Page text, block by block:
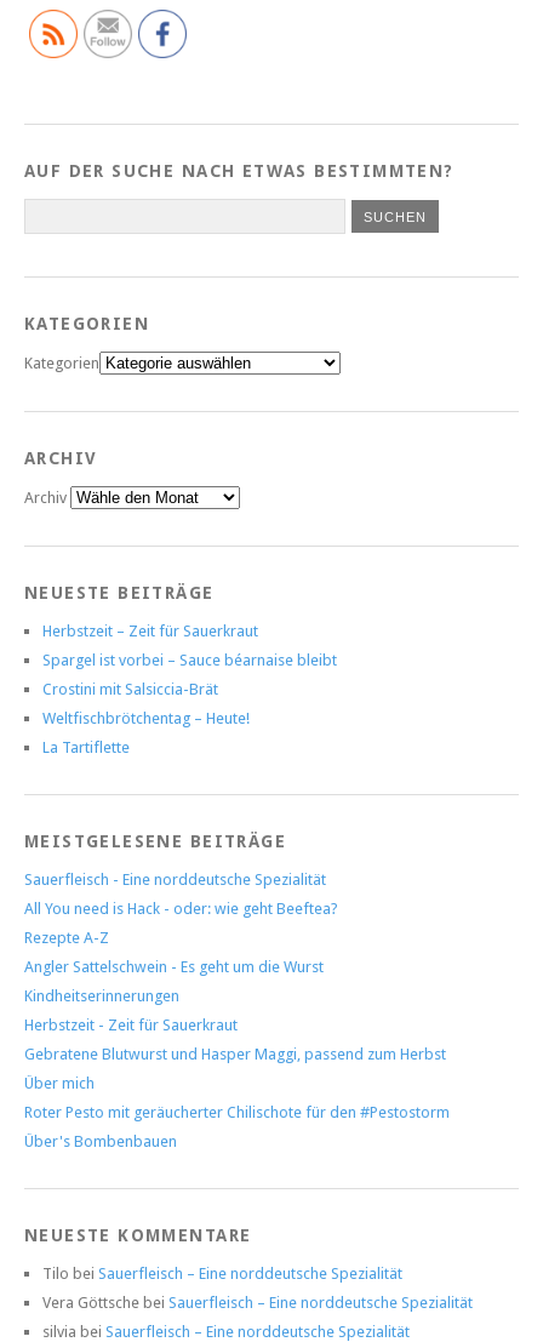
AUF DER SUCHE NACH ETWAS BESTIMMTEN?
KATEGORIEN
Kategorien
ARCHIV
Archiv
NEUESTE BEITRÄGE
Herbstzeit – Zeit für Sauerkraut
Spargel ist vorbei – Sauce béarnaise bleibt
Crostini mit Salsiccia-Brät
Weltfischbrötchentag – Heute!
La Tartiflette
MEISTGELESENE BEITRÄGE
Sauerfleisch - Eine norddeutsche Spezialität
All You need is Hack - oder: wie geht Beeftea?
Rezepte A-Z
Angler Sattelschwein - Es geht um die Wurst
Kindheitserinnerungen
Herbstzeit - Zeit für Sauerkraut
Gebratene Blutwurst und Hasper Maggi, passend zum Herbst
Über mich
Roter Pesto mit geräucherter Chilischote für den #Pestostorm
Über's Bombenbauen
NEUESTE KOMMENTARE
Tilo bei Sauerfleisch – Eine norddeutsche Spezialität
Vera Göttsche bei Sauerfleisch – Eine norddeutsche Spezialität
silvia bei Sauerfleisch – Eine norddeutsche Spezialität